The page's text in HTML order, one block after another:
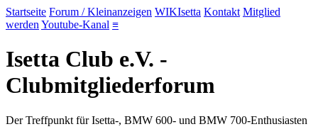
Startseite Forum / Kleinanzeigen WIKIsetta Kontakt Mitglied
werden Youtube-Kanal ≡
Isetta Club e.V. -
Clubmitgliederforum
Der Treffpunkt für Isetta-, BMW 600- und BMW 700-Enthusiasten